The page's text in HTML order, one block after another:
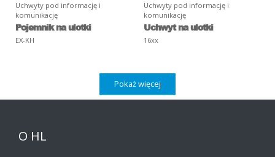
Uchwyty pod informację i
komunikację
Pojemnik na ulotki
EX-KH
Uchwyty pod informację i
komunikację
Uchwyt na ulotki
16xx
Pokaż więcej
O HL